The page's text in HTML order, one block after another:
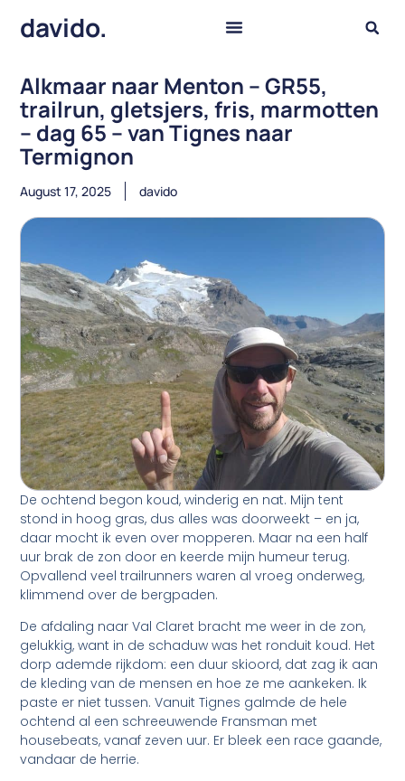
davido.
Alkmaar naar Menton – GR55,
trailrun, gletsjers, fris, marmotten
– dag 65 – van Tignes naar
Termignon
August 17, 2025 davido
De ochtend begon koud, winderig en nat. Mijn tent
stond in hoog gras, dus alles was doorweekt – en ja,
daar mocht ik even over mopperen. Maar na een half
uur brak de zon door en keerde mijn humeur terug.
Opvallend veel trailrunners waren al vroeg onderweg,
klimmend over de bergpaden.
De afdaling naar Val Claret bracht me weer in de zon,
gelukkig, want in de schaduw was het ronduit koud. Het
dorp ademde rijkdom: een duur skioord, dat zag ik aan
de kleding van de mensen en hoe ze me aankeken. Ik
paste er niet tussen. Vanuit Tignes galmde de hele
ochtend al een schreeuwende Fransman met
housebeats, vanaf zeven uur. Er bleek een race gaande,
vandaar de herrie.